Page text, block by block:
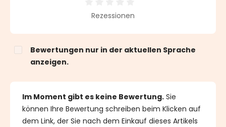
Durchschnittliche Bewertung von 0 von 5 Sternen
Rezessionen
Bewertungen nur in der aktuellen Sprache
anzeigen.
Im Moment gibt es keine Bewertung. Sie
können Ihre Bewertung schreiben beim Klicken auf
dem Link, der Sie nach dem Einkauf dieses Artikels